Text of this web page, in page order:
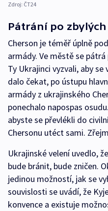
Zdroj: ČT24
Pátrání po
Cherson je téměř úplně
armády. Ve městě se
Ty Ukrajinci vyzvali, aby
dalo čekat, po ústupu
armády z ukrajinského
ponechalo napospas
abyste se převlékli do
Chersonu utéct sami.
Ukrajinské velení uvedlo,
bude bránit, bude zničen.
jedinou možností, jak se
souvislosti se uvádí, že
konvence a existuje